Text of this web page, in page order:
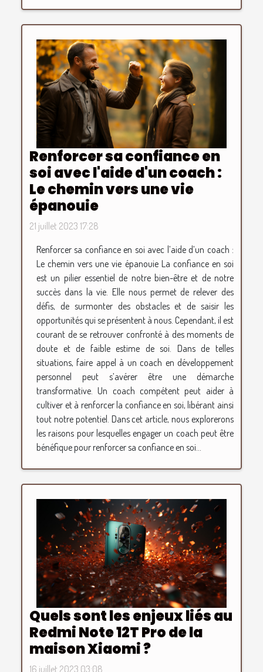
Renforcer sa confiance en
soi avec l'aide d'un coach :
Le chemin vers une vie
épanouie
21 juillet 2023 17:28
Renforcer sa confiance en soi avec l’aide d’un coach :
Le chemin vers une vie épanouie La confiance en soi
est un pilier essentiel de notre bien-être et de notre
succès dans la vie. Elle nous permet de relever des
défis, de surmonter des obstacles et de saisir les
opportunités qui se présentent à nous. Cependant, il est
courant de se retrouver confronté à des moments de
doute et de faible estime de soi. Dans de telles
situations, faire appel à un coach en développement
personnel peut s’avérer être une démarche
transformative. Un coach compétent peut aider à
cultiver et à renforcer la confiance en soi, libérant ainsi
tout notre potentiel. Dans cet article, nous explorerons
les raisons pour lesquelles engager un coach peut être
bénéfique pour renforcer sa confiance en soi...
Quels sont les enjeux liés au
Redmi Note 12T Pro de la
maison Xiaomi ?
16 juillet 2023 03:08